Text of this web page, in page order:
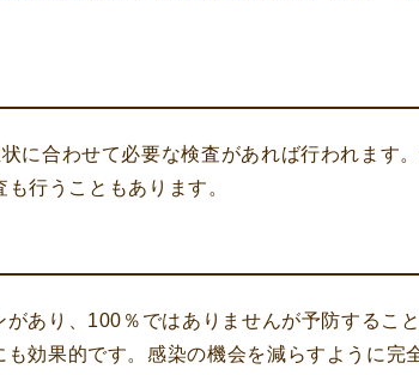
に合わせて必要な検査があれば行われます
行うこともあります。
あり、100％ではありませんが予防するこ
効果的です。感染の機会を減らすように完